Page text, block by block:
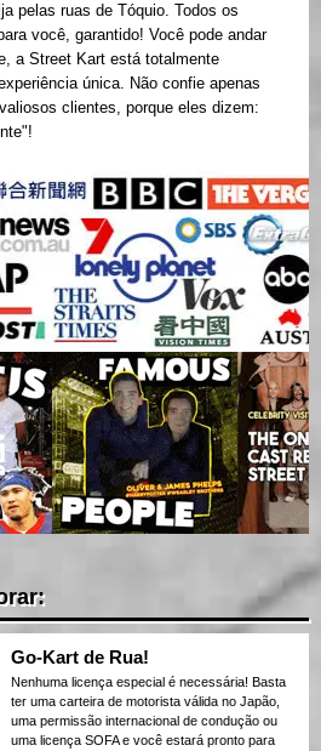
pelas ruas de Tóquio. Todos os
você, garantido! Você pode andar
a Street Kart está totalmente
única. Não confie apenas
clientes, porque eles dizem:
Go-Kart de Rua!
Nenhuma licença especial é necessária! Basta
ter uma carteira de motorista válida no Japão,
uma permissão internacional de condução ou
uma licença SOFA e você estará pronto para